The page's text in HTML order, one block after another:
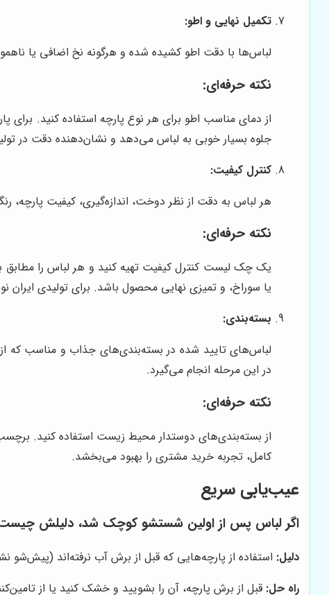
تکمیل نهایی و اطو:
لباس‌ها با دقت اطو کشیده شده و هرگونه نخ اضافی یا
نکته حرفه‌ای:
از دمای مناسب اطو برای هر نوع پارچه استفاده کنید.
جلوه بسیار خوبی به لباس می‌دهد و نشان‌دهنده دقت در
کنترل کیفیت:
هر لباس به دقت از نظر دوخت، اندازه‌گیری، کیفیت
نکته حرفه‌ای:
یک چک لیست کنترل کیفیت تهیه کنید و هر لباس را مطابق
یا سوراخ، و تمیزی نهایی محصول باشد. برای تولیدی ایران
بسته‌بندی:
لباس‌های تایید شده در بسته‌بندی‌های جذاب و مناسب که
در این مرحله انجام می‌گیرد.
نکته حرفه‌ای:
از بسته‌بندی‌های دوستدار محیط زیست استفاده کنید.
کامل، تجربه خرید مشتری را بهبود می‌بخشد.
عیب‌یابی سریع
اگر لباس پس از اولین شستشو کوچک شد، دلیلش
دلیل: استفاده از پارچه‌هایی که قبل از برش آب نرفته‌اند
راه حل: قبل از برش پارچه، آن را بشویید و خشک کنید یا از